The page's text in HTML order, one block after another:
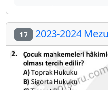
17 2023-2024